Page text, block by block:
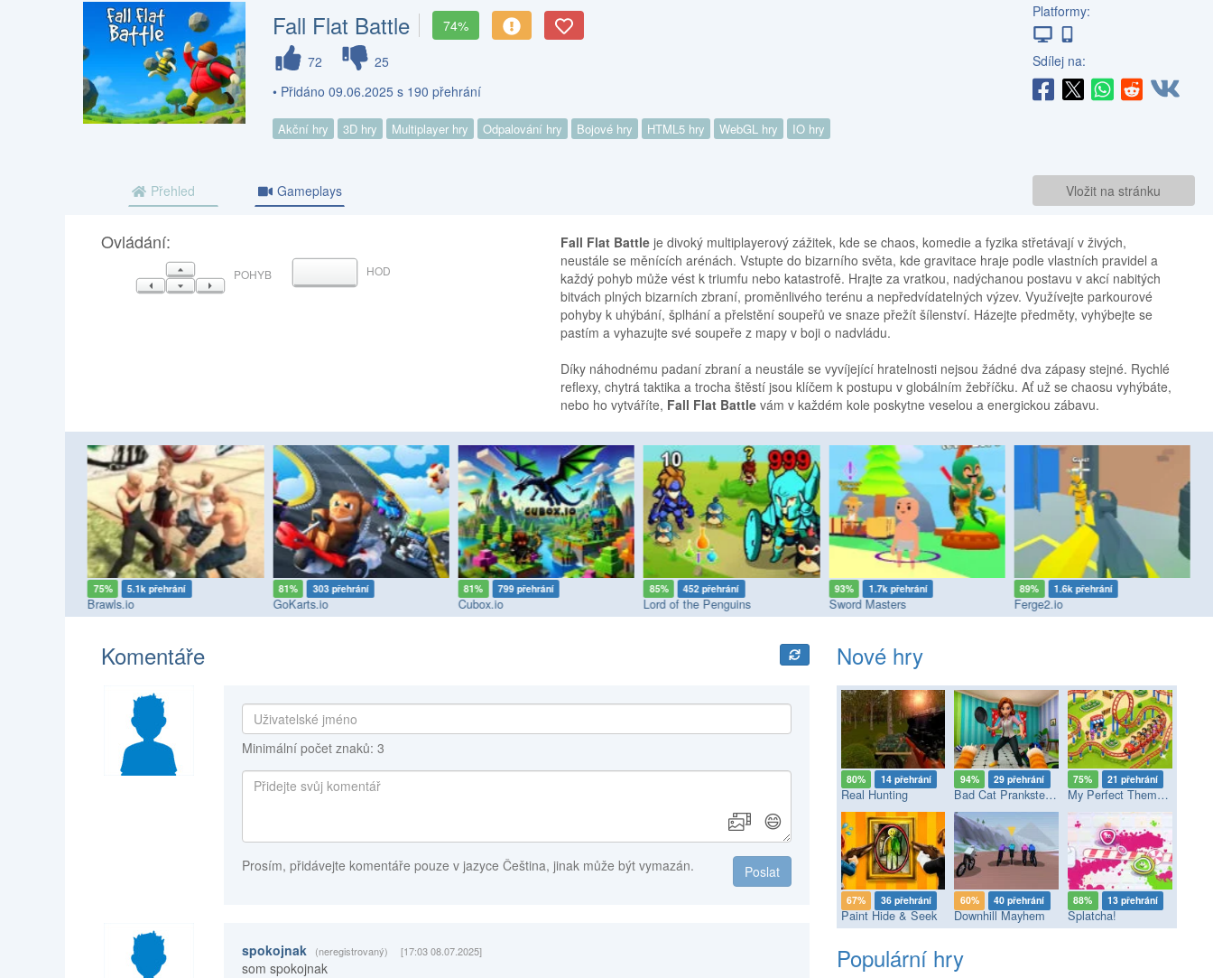
Fall Flat Battle
74%
72
25
• Přidáno 09.06.2025 s 190 přehrání
Akční hry 3D hry Multiplayer hry Odpalování hry Bojové hry HTML5 hry WebGL hry IO hry
Platformy:
Sdílej na:
Vložit na stránku
Přehled Gameplays
Ovládání:
NAHORU
VLEVODOLŮVPRAVO
POHYB MEZERNÍKHOD
Fall Flat Battle je divoký multiplayerový zážitek, kde se chaos, komedie a fyzika střetávají v živých,
neustále se měnících arénách. Vstupte do bizarního světa, kde gravitace hraje podle vlastních pravidel a
každý pohyb může vést k triumfu nebo katastrofě. Hrajte za vratkou, nadýchanou postavu v akcí nabitých
bitvách plných bizarních zbraní, proměnlivého terénu a nepředvídatelných výzev. Využívejte parkourové
pohyby k uhýbání, šplhání a přelstění soupeřů ve snaze přežít šílenství. Házejte předměty, vyhýbejte se
pastím a vyhazujte své soupeře z mapy v boji o nadvládu.
Díky náhodnému padaní zbraní a neustále se vyvíjející hratelnosti nejsou žádné dva zápasy stejné. Rychlé
reflexy, chytrá taktika a trocha štěstí jsou klíčem k postupu v globálním žebříčku. Ať už se chaosu vyhýbáte,
nebo ho vytváříte, Fall Flat Battle vám v každém kole poskytne veselou a energickou zábavu.
75% 5.1k přehrání
Brawls.io
81% 303 přehrání
GoKarts.io
81% 799 přehrání
Cubox.io
85% 452 přehrání
Lord of the Penguins
93% 1.7k přehrání
Sword Masters
89% 1.6k přehrání
Ferge2.io
Komentáře
Minimální počet znaků: 3
😄
Poslat
Prosím, přidávejte komentáře pouze v jazyce Čeština, jinak může být vymazán.
spokojnak (neregistrovaný) [17:03 08.07.2025]
som spokojnak
Nové hry
80% 14 přehrání
Real Hunting
94% 29 přehrání
Bad Cat Prankster - Mom’s Return
75% 21 přehrání
My Perfect Theme Park
67% 36 přehrání
Paint Hide & Seek
60% 40 přehrání
Downhill Mayhem
88% 13 přehrání
Splatcha!
Populární hry